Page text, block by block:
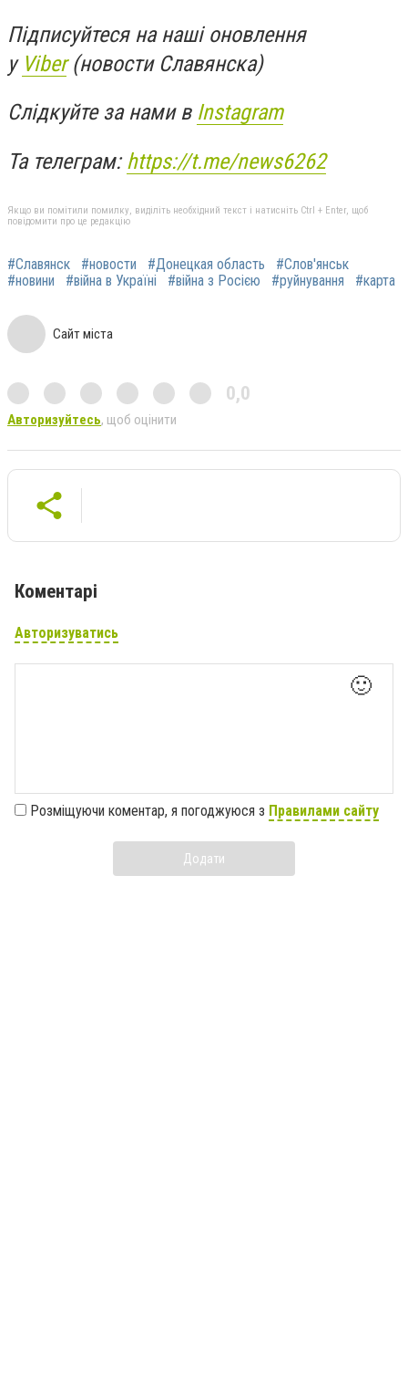
Підписуйтеся на наші оновлення
у Viber(новости Славянска)
Слідкуйте за нами в Instagram
Та телеграм:https://t.me/news6262
Якщо ви помітили помилку, виділіть необхідний текст і натисніть Ctrl + Enter, щоб
повідомити про це редакцію
#Славянск #новости #Донецкая область
#Слов'янськ
#новини
#війна в Україні #війна з Росією #руйнування #карта
Сайт міста
0,0
Авторизуйтесь, щоб оцінити
Коментарі
Авторизуватись
🙂
Розміщуючи коментар, я погоджуюся з Правилами сайту
Додати